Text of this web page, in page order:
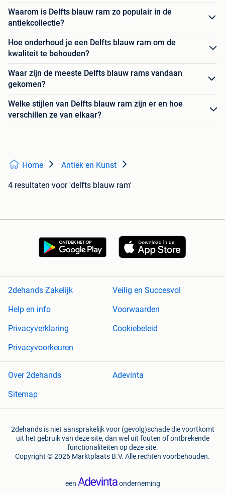
Waarom is Delfts blauw ram zo populair in de
antiekcollectie?
Hoe onderhoud je een Delfts blauw ram om de
kwaliteit te behouden?
Waar zijn de meeste Delfts blauw rams vandaan
gekomen?
Welke stijlen van Delfts blauw ram zijn er en hoe
verschillen ze van elkaar?
Home Antiek en Kunst
4 resultaten voor 'delfts blauw ram'
2dehands Zakelijk
Veilig en Succesvol
Help en info
Voorwaarden
Privacyverklaring
Cookiebeleid
Privacyvoorkeuren
Over 2dehands
Adevinta
Sitemap
2dehands is niet aansprakelijk voor (gevolg)schade die voortkomt
uit het gebruik van deze site, dan wel uit fouten of ontbrekende
functionaliteiten op deze site.
Copyright © 2026 Marktplaats B.V. Alle rechten voorbehouden.
een onderneming